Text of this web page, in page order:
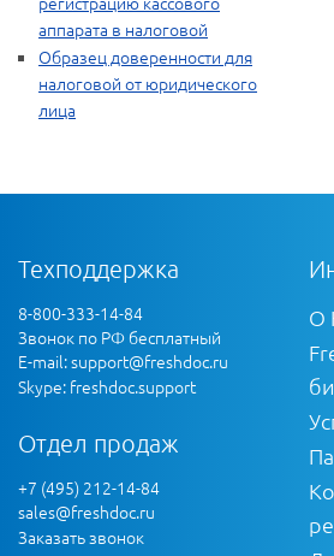
аппарата в налоговой
Образец доверенности для
налоговой от юридического
лица
Техподдержка
8-800-333-14-84
Звонок по РФ бесплатный
E-mail:support@freshdoc.ru
Skype: freshdoc.support
Отдел продаж
+7 (495) 212-14-84
sales@freshdoc.ru
Заказать звонок
О